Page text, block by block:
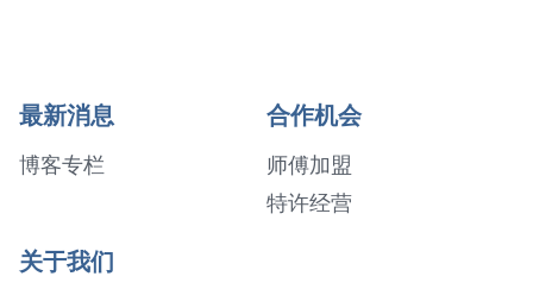
最新消息
博客专栏
合作机会
师傅加盟
特许经营
关于我们